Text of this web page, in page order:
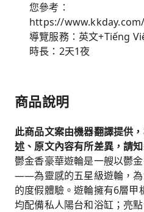
您參考：
https://
導覽服務：英文+Tiếng
時長：2天1夜
商品說明
此商品文案由機器翻譯提供
述、原文內容有所差異，請知
鬱金香豪華遊輪是一艘以鬱
——為靈感的五星級遊輪，為
的度假體驗。遊輪擁有6層甲
均配備私人陽台和浴缸；亮